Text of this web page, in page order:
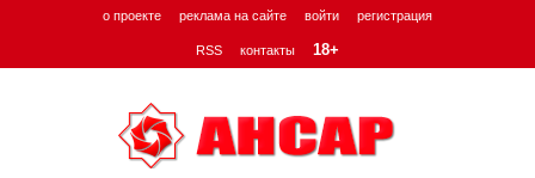
о проекте реклама на сайте войти регистрация
RSS контакты 18+